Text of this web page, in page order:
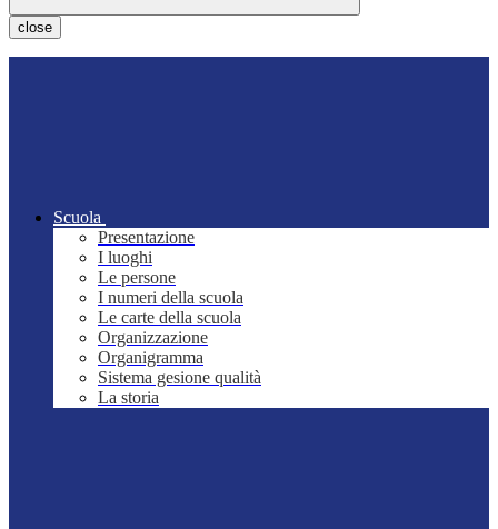
close
Scuola
Presentazione
I luoghi
Le persone
I numeri della scuola
Le carte della scuola
Organizzazione
Organigramma
Sistema gesione qualità
La storia